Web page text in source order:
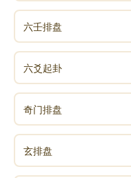
特点即21：00(亥时)
颜娇好，应做到早睡早
睡觉要关窗，不能
很多都与此有关，因
体温下降，人体会在
它使人叫“鬼魅不侵”
恶梦，就是这种阳气
六壬排盘
六爻起卦
奇门排盘
玄排盘